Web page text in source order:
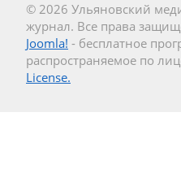
© 2026 Ульяновский
журнал. Все права
Joomla! - бесплатное
распространяемое по
License.